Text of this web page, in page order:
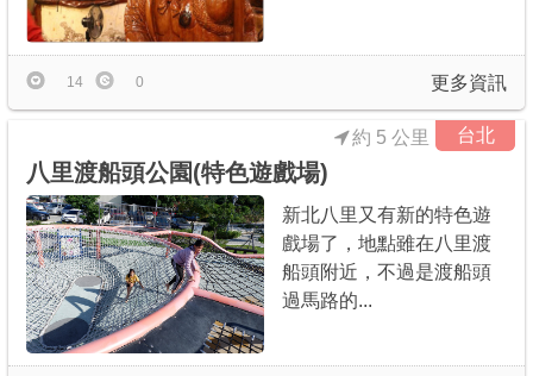
更多資訊
14 0
台北
八里渡船頭公園(特色遊戲場)
約 5 公里
新北八里又有新的特色遊
戲場了，地點雖在八里渡
船頭附近，不過是渡船頭
過馬路的...